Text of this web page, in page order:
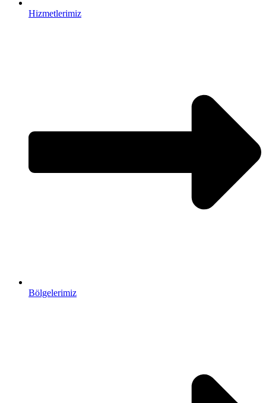
Hizmetlerimiz
Bölgelerimiz